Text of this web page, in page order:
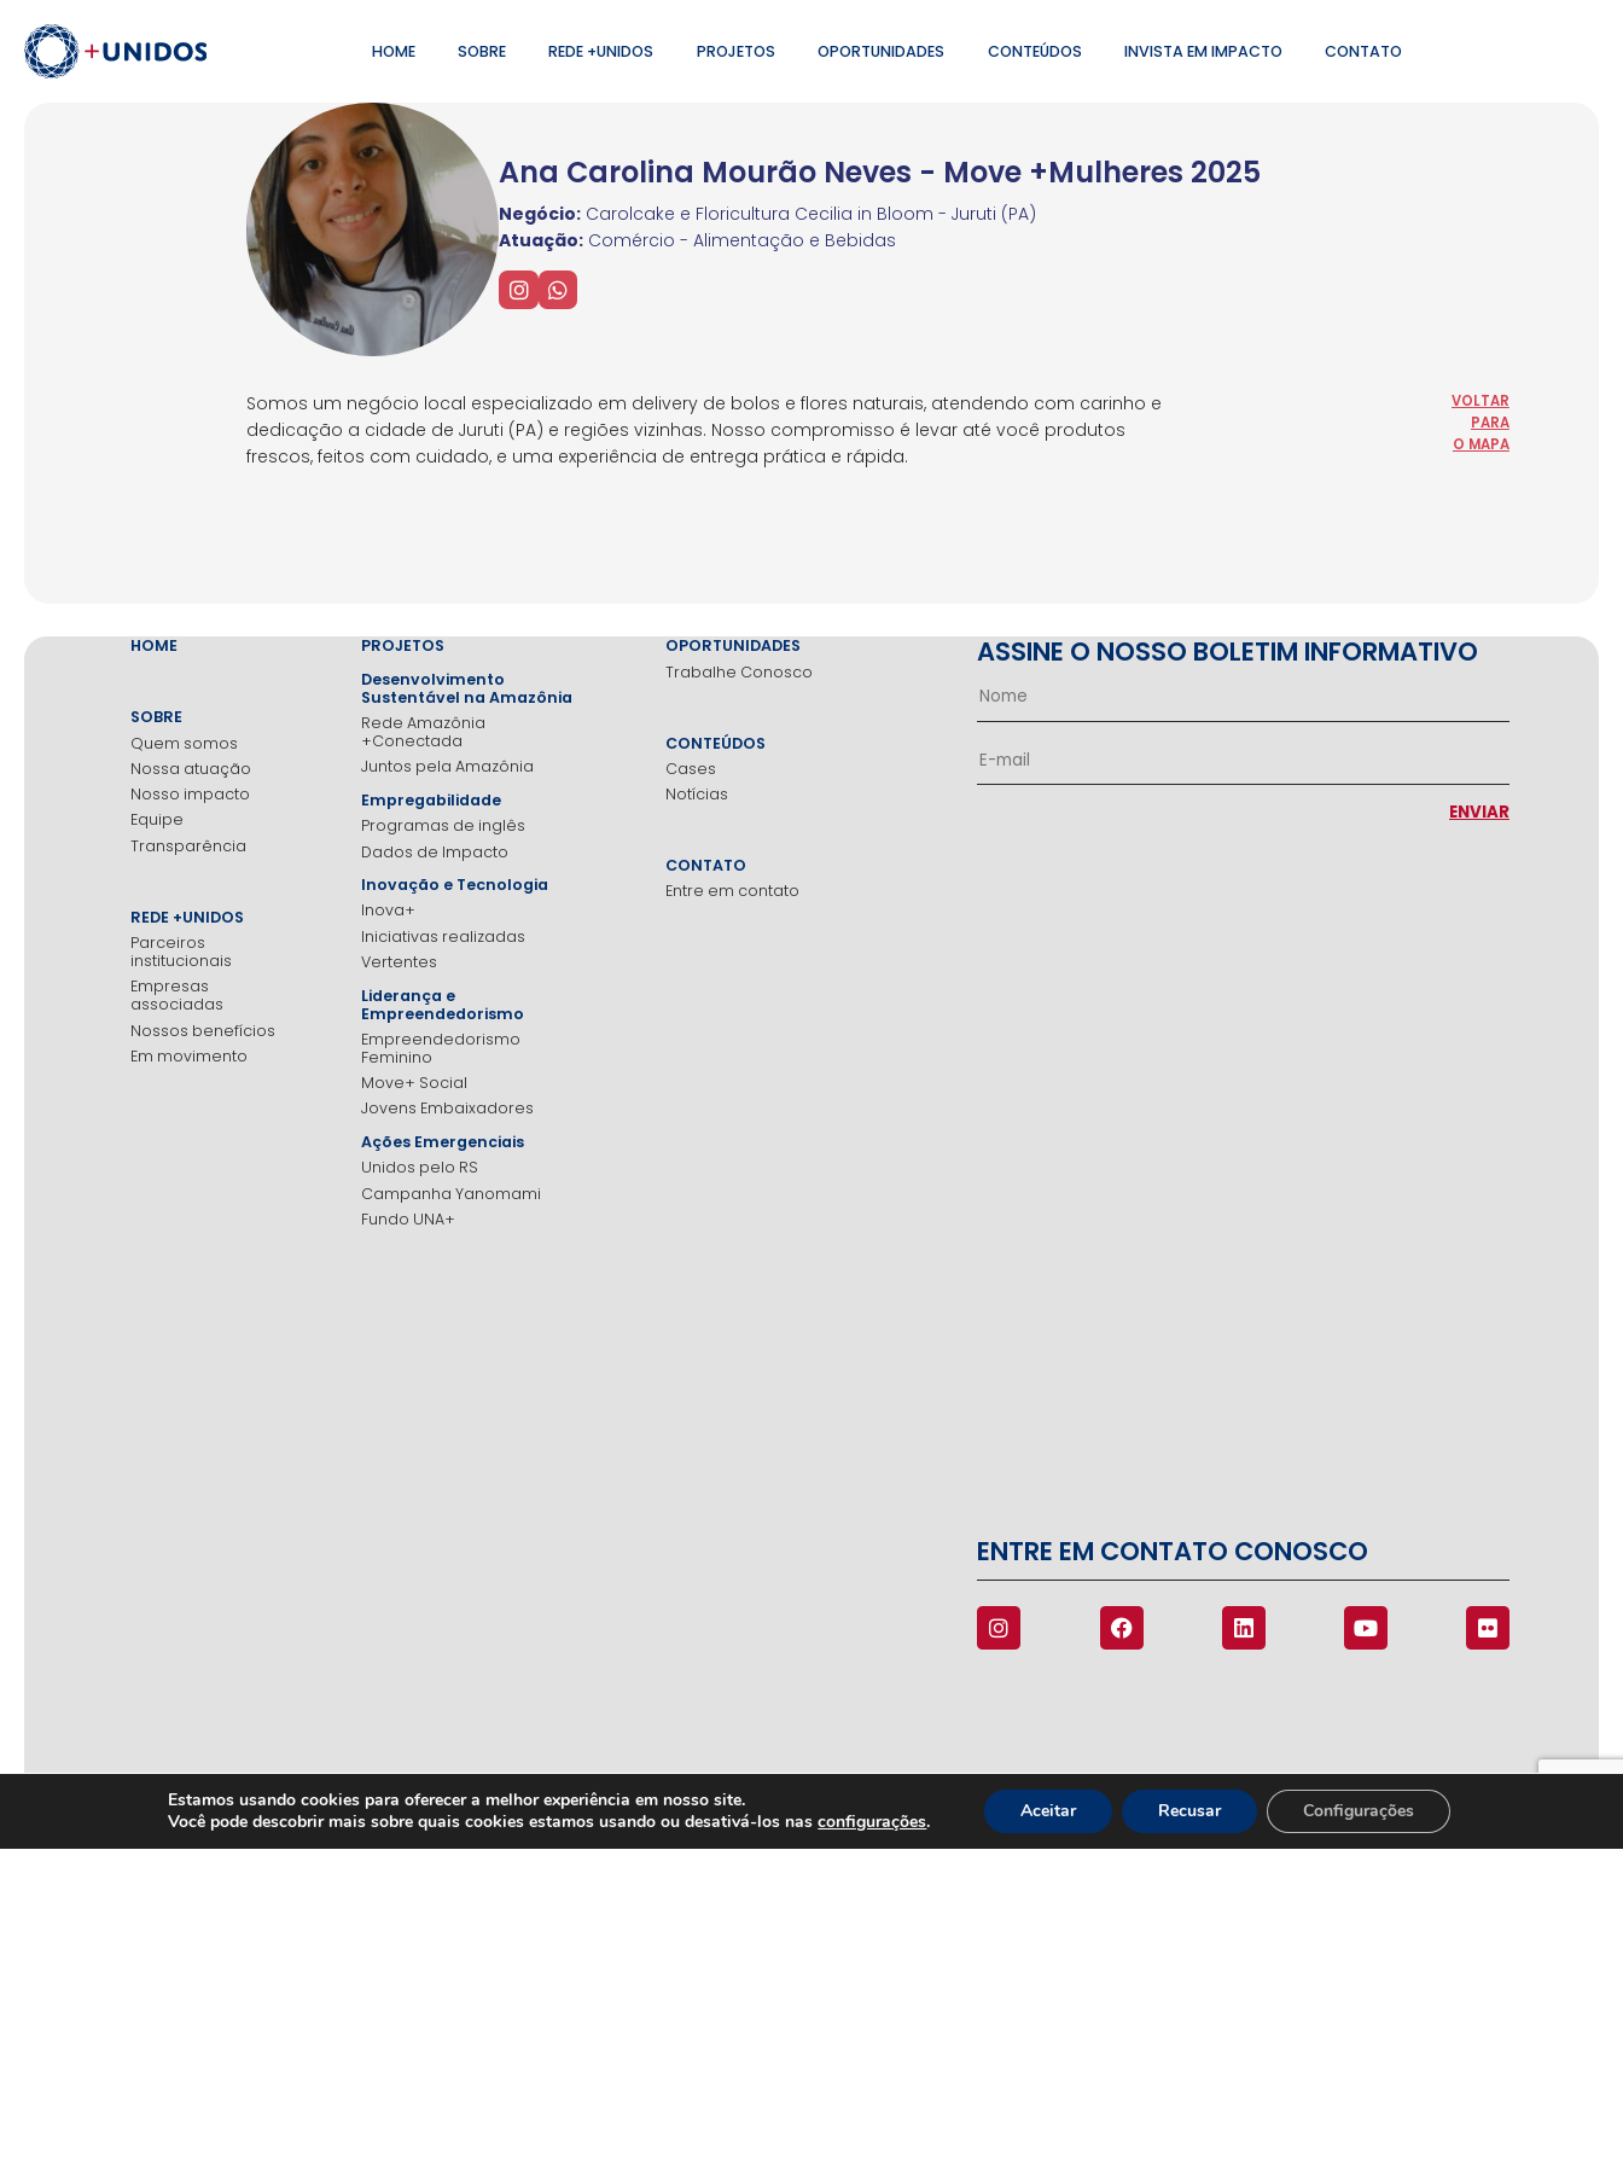
HOME SOBRE REDE +UNIDOS PROJETOS OPORTUNIDADES CONTEÚDOS INVISTA EM IMPACTO CONTATO
Ana Carolina Mourão Neves - Move +Mulheres 2025
Negócio: Carolcake e Floricultura Cecilia in Bloom - Juruti (PA)
Atuação: Comércio - Alimentação e Bebidas
Somos um negócio local especializado em delivery de bolos e flores naturais, atendendo com carinho e
dedicação a cidade de Juruti (PA) e regiões vizinhas. Nosso compromisso é levar até você produtos
frescos, feitos com cuidado, e uma experiência de entrega prática e rápida.
VOLTAR
PARA
O MAPA
HOME
SOBRE
Quem somos
Nossa atuação
Nosso impacto
Equipe
Transparência
REDE +UNIDOS
Parceiros
institucionais
Empresas
associadas
Nossos benefícios
Em movimento
PROJETOS
Desenvolvimento
Sustentável na Amazônia
Rede Amazônia
+Conectada
Juntos pela Amazônia
Empregabilidade
Programas de inglês
Dados de Impacto
Inovação e Tecnologia
Inova+
Iniciativas realizadas
Vertentes
Liderança e
Empreendedorismo
Empreendedorismo
Feminino
Move+ Social
Jovens Embaixadores
Ações Emergenciais
Unidos pelo RS
Campanha Yanomami
Fundo UNA+
OPORTUNIDADES
Trabalhe Conosco
CONTEÚDOS
Cases
Notícias
CONTATO
Entre em contato
ASSINE O NOSSO BOLETIM INFORMATIVO
ENTRE EM CONTATO CONOSCO
Estamos usando cookies para oferecer a melhor experiência em nosso site.
Você pode descobrir mais sobre quais cookies estamos usando ou desativá-los nasconfigurações. Aceitar Recusar Configurações